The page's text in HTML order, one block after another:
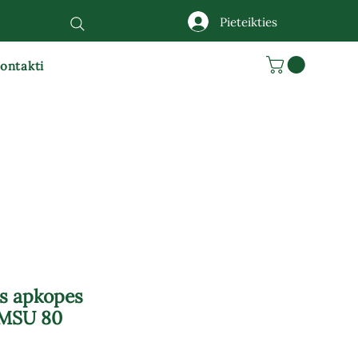
Pieteikties
apkopes
80